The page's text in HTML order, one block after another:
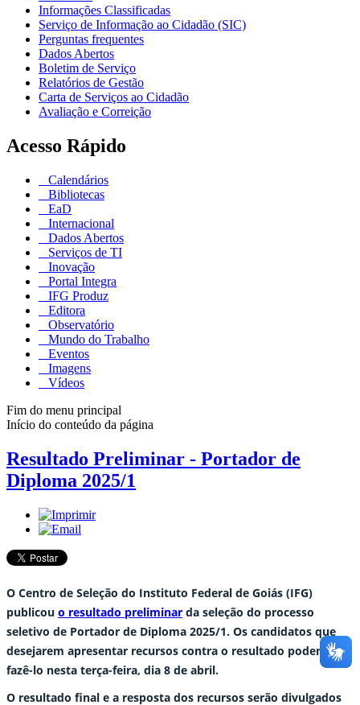
Informações Classificadas
Serviço de Informação ao Cidadão (SIC)
Perguntas frequentes
Dados Abertos
Boletim de Serviço
Relatórios de Gestão
Carta de Serviços ao Cidadão
Avaliação e Correição
Acesso Rápido
Calendários
Bibliotecas
EaD
Internacional
Dados Abertos
Serviços de TI
Inovação
Portal Integra
IFG Produz
Editora
Observatório
Mundo do Trabalho
Eventos
Imagens
Vídeos
Fim do menu principal
Início do conteúdo da página
Resultado Preliminar - Portador de
Diploma 2025/1
O Centro de Seleção do Instituto Federal de Goiás (IFG)
publicou o resultado preliminar da seleção do processo
seletivo de Portador de Diploma 2025/1. Os candidatos que
desejarem apresentar recursos contra o resultado podem
fazê-lo nesta terça-feira, dia 8 de abril.
O resultado final e a resposta dos recursos serão divulgados